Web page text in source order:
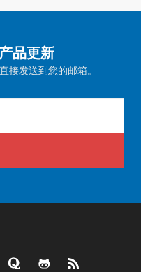
品更新
接发送到您的邮箱。